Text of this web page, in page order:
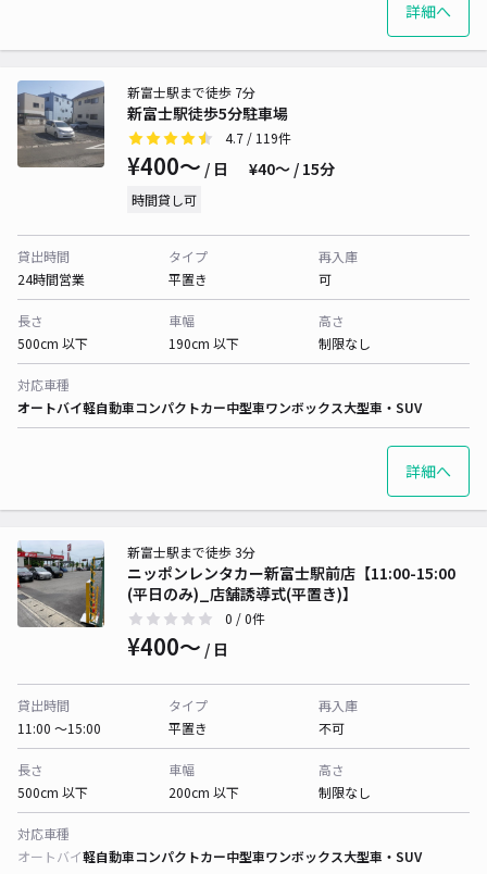
詳細へ
新富士駅徒歩5分駐車場
新富士駅まで徒歩 7分
4.7 / 119件
¥400〜 / 日 ¥40〜 / 15分
時間貸し可
貸出時間
24時間営業
タイプ
平置き
再入庫
可
長さ
500cm 以下
車幅
190cm 以下
高さ
制限なし
対応車種
オートバイ軽自動車コンパクトカー中型車ワンボックス大型車・SUV
詳細へ
ニッポンレンタカー新富士駅前店【11:00-15:00
(平日のみ)_店舗誘導式(平置き)】
新富士駅まで徒歩 3分
0 / 0件
¥400〜 / 日
貸出時間
11:00 〜15:00
タイプ
平置き
再入庫
不可
長さ
500cm 以下
車幅
200cm 以下
高さ
制限なし
対応車種
オートバイ軽自動車コンパクトカー中型車ワンボックス大型車・SUV